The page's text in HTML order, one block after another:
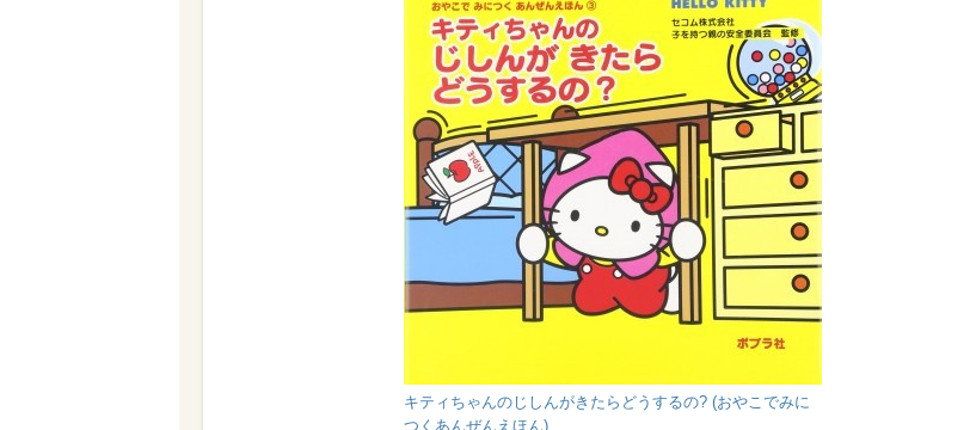
キティちゃんのじしんがきたらどうするの? (おやこでみに
つくあんぜんえほん)